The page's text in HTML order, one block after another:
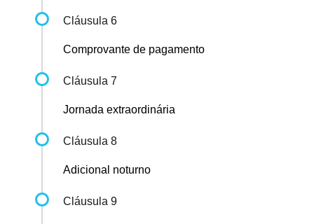
Cláusula 6
Comprovante de pagamento
Cláusula 7
Jornada extraordinária
Cláusula 8
Adicional noturno
Cláusula 9